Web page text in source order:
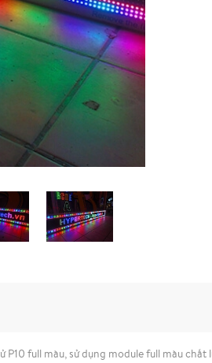
P10 full màu, sử dụng module full màu